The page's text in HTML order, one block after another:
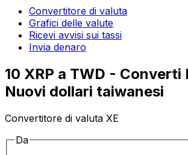
Convertitore di valuta
Grafici delle valute
Ricevi avvisi sui tassi
Invia denaro
10 XRP a TWD - Converti
Nuovi dollari taiwanesi
Convertitore di valuta XE
Da